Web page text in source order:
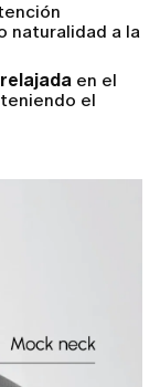
naturalidad a la
en el
el